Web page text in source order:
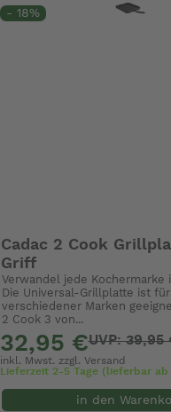
- 18%
Cadac 2 Cook
Griff
Verwandel jede Kochermarke
Die Universal-Grillplatte ist
verschiedener Marken
2 Cook 3 von...
32,95 €UVP: 39,95
inkl. Mwst. zzgl. Versand
Lieferzeit 2-5 Tage (lieferbar ab
in den